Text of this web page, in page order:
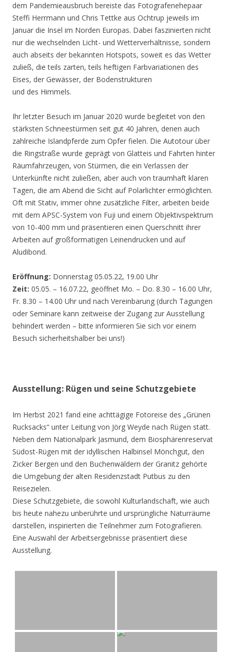
dem Pandemieausbruch bereiste das Fotografenehepaar
Steffi Herrmann und Chris Tettke aus Ochtrup jeweils im
Januar die Insel im Norden Europas. Dabei faszinierten nicht
nur die wechselnden Licht- und Wetterverhältnisse, sondern
auch abseits der bekannten Hotspots, soweit es das Wetter
zuließ, die teils zarten, teils heftigen Farbvariationen des
Eises, der Gewässer, der Bodenstrukturen
und des Himmels.
Ihr letzter Besuch im Januar 2020 wurde begleitet von den
stärksten Schneestürmen seit gut 40 Jahren, denen auch
zahlreiche Islandpferde zum Opfer fielen. Die Autotour über
die Ringstraße wurde geprägt von Glatteis und Fahrten hinter
Räumfahrzeugen, von Stürmen, die ein Verlassen der
Unterkünfte nicht zuließen, aber auch von traumhaft klaren
Tagen, die am Abend die Sicht auf Polarlichter ermöglichten.
Oft mit Stativ, immer ohne zusätzliche Filter, arbeiten beide
mit dem APSC-System von Fuji und einem Objektivspektrum
von 10-400 mm und präsentieren einen Querschnitt ihrer
Arbeiten auf großformatigen Leinendrucken und auf
Aludibond.
Eröffnung: Donnerstag 05.05.22, 19.00 Uhr
Zeit: 05.05. – 16.07.22, geöffnet Mo. – Do. 8.30 – 16.00 Uhr,
Fr. 8.30 – 14.00 Uhr und nach Vereinbarung (durch Tagungen
oder Seminare kann zeitweise der Zugang zur Ausstellung
behindert werden – bitte informieren Sie sich vor einem
Besuch sicherheitshalber bei uns!)
Ausstellung: Rügen und seine Schutzgebiete
Im Herbst 2021 fand eine achttägige Fotoreise des „Grünen
Rucksacks“ unter Leitung von Jörg Weyde nach Rügen statt.
Neben dem Nationalpark Jasmund, dem Biosphärenreservat
Südost-Rügen mit der idyllischen Halbinsel Mönchgut, den
Zicker Bergen und den Buchenwäldern der Granitz gehörte
die Umgebung der alten Residenzstadt Putbus zu den
Reisezielen.
Diese Schutzgebiete, die sowohl Kulturlandschaft, wie auch
bis heute nahezu unberührte und ursprüngliche Naturräume
darstellen, inspirierten die Teilnehmer zum Fotografieren.
Eine Auswahl der Arbeitsergebnisse präsentiert diese
Ausstellung.